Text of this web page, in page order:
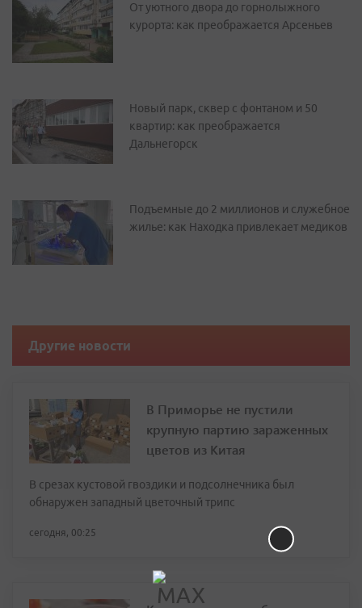
От уютного двора до горнолыжного
курорта: как преображается Арсеньев
Новый парк, сквер с фонтаном и 50
квартир: как преображается
Дальнегорск
Подъемные до 2 миллионов и служебное
жилье: как Находка привлекает медиков
Другие новости
В Приморье не пустили
крупную партию зараженных
цветов из Китая
В срезах кустовой гвоздики и подсолнечника был
обнаружен западный цветочный трипс
сегодня, 00:25